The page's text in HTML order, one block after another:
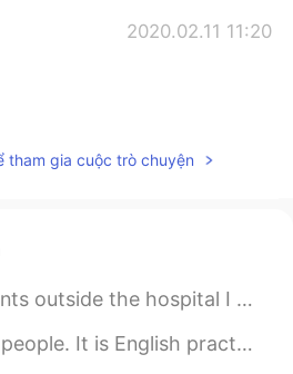
2020.02.11 11:20
tham gia cuộc trò chuyện
born in. We went to visit my birthplace a few weeks ...
time again! Send me a message if you would like t...